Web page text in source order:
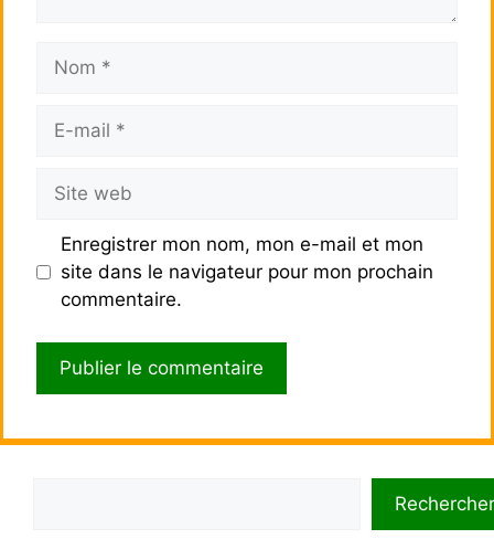
Nom
Site
web
Enregistrer mon nom, mon e-mail et mon
site dans le navigateur pour mon prochain
commentaire.
Rechercher